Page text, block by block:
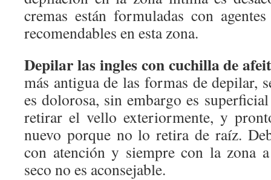
cremas están formuladas con
recomendables en esta zona.
Depilar las ingles con cuchilla de
más antigua de las formas de depilar,
es dolorosa, sin embargo es
retirar el vello exteriormente, y
nuevo porque no lo retira de raíz.
con atención y siempre con la zona
seco no es aconsejable.